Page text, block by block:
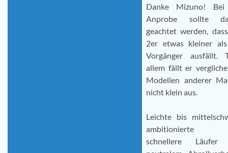
Danke Mizuno!
Anprobe sollte
geachtet werden,
2er etwas kleiner
Vorgänger ausfällt.
allem fällt er
Modellen anderer
nicht klein aus.
Leichte bis
ambitionierte
schnellere